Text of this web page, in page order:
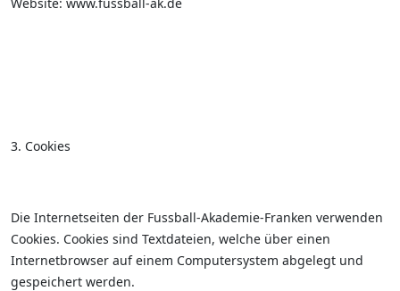
3. Cookies
Die Internetseiten der Fussball-Akademie-Franken verwenden
Cookies. Cookies sind Textdateien, welche über einen
Internetbrowser auf einem Computersystem abgelegt und
gespeichert werden.